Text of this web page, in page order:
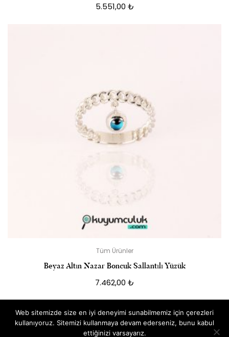
5.551,00 ₺
Tüm Ürünler
Beyaz Altın Nazar Boncuk Sallantılı Yüzük
7.462,00 ₺
Web sitemizde size en iyi deneyimi sunabilmemiz için çerezleri
kullanıyoruz. Sitemizi kullanmaya devam ederseniz, bunu kabul
ettiğinizi varsayarız.